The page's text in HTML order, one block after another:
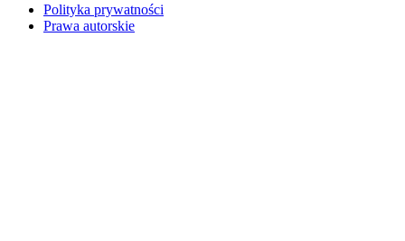
Polityka prywatności
Prawa autorskie